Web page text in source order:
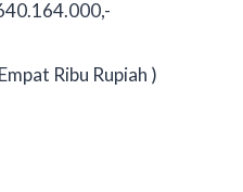
Ribu Rupiah )